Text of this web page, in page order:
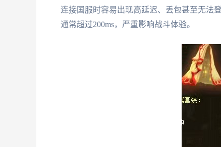
连接国服时容易出现高延迟、丢包甚至无法
通常超过200ms，严重影响战斗体验。